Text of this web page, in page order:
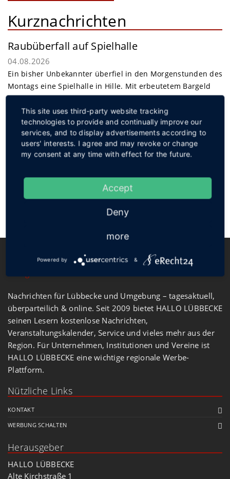
Kurznachrichten
Raubüberfall auf Spielhalle
04.08.2026
Ein bisher Unbekannter überfiel in den Morgenstunden des
Montags eine Spielhalle in Hille. Mit erbeutetem Bargeld
gelang dem Täter die Flucht.weiterlesen
Service
Nachrichten für Lübbecke und Umgebung – tagesaktuell,
überparteilich & online. Seit 2009 bietet HALLO LÜBBECKE
seinen Lesern kostenlose Nachrichten,
Veranstaltungskalender, Service und vieles mehr aus der
Region. Für Unternehmen, Institutionen und Vereine ist
HALLO LÜBBECKE eine wichtige regionale Werbe-
Plattform.
Nützliche Links
KONTAKT
WERBUNG SCHALTEN
Herausgeber
HALLO LÜBBECKE
Alte Kirchstraße 1
This site uses third-party website tracking
technologies to provide and continually improve our
services, and to display advertisements according to
users' interests. I agree and may revoke or change
my consent at any time with effect for the future.
Accept
Deny
more
Powered by &